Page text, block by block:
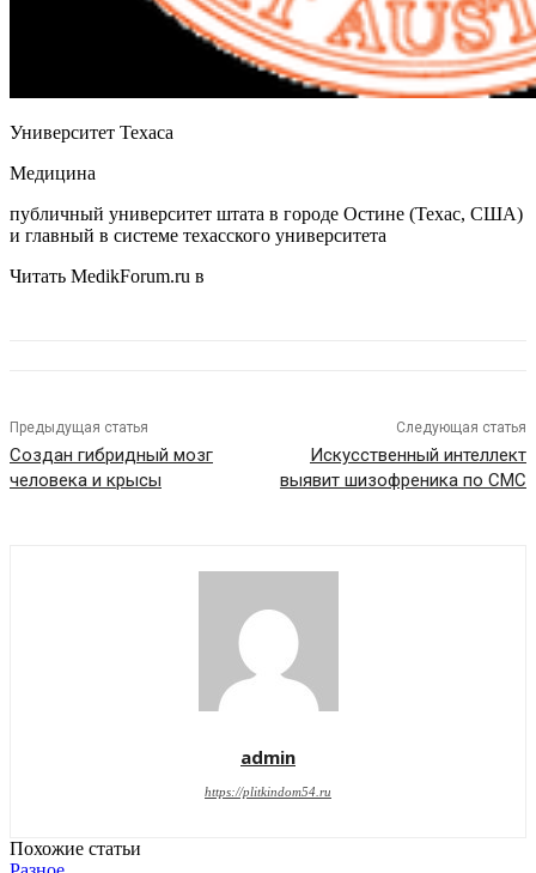
Университет Техаса
Медицина
публичный университет штата в городе Остине (Техас, США)
и главный в системе техасского университета
Читать MedikForum.ru в
Предыдущая статья
Создан гибридный мозг
человека и крысы
Следующая статья
Искусственный интеллект
выявит шизофреника по СМС
admin
https://plitkindom54.ru
Похожие статьи